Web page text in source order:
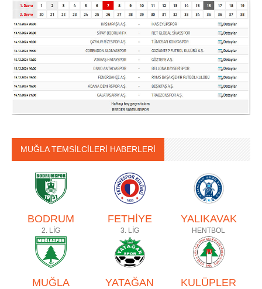
MUĞLA TEMSİLCİLERİ HABERLERİ
BODRUM
2. LİG
FETHİYE
3. LİG
YALIKAVAK
HENTBOL
MUĞLA YATAĞAN KULÜPLER